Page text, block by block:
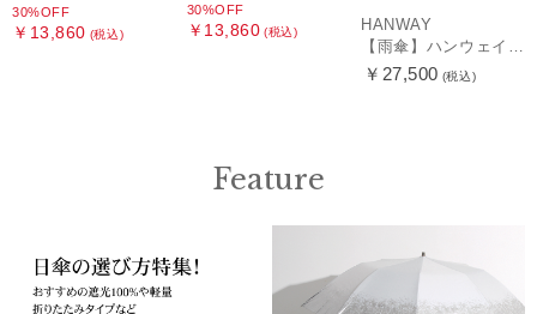
30%OFF
￥13,860 (税込)
30%OFF
￥13,860 (税込)
HANWAY
￥27,500 (税込)
Feature